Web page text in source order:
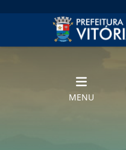
MENU